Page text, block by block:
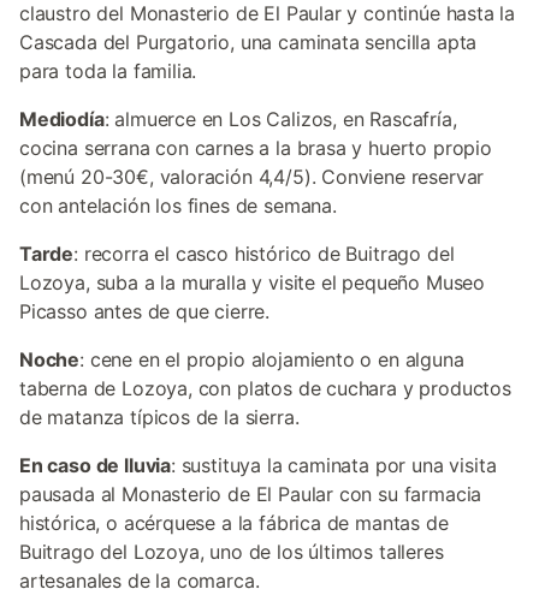
claustro del Monasterio de El Paular y continúe hasta la
Cascada del Purgatorio, una caminata sencilla apta
para toda la familia.
Mediodía: almuerce en Los Calizos, en Rascafría,
cocina serrana con carnes a la brasa y huerto propio
(menú 20-30€, valoración 4,4/5). Conviene reservar
con antelación los fines de semana.
Tarde: recorra el casco histórico de Buitrago del
Lozoya, suba a la muralla y visite el pequeño Museo
Picasso antes de que cierre.
Noche: cene en el propio alojamiento o en alguna
taberna de Lozoya, con platos de cuchara y productos
de matanza típicos de la sierra.
En caso de lluvia: sustituya la caminata por una visita
pausada al Monasterio de El Paular con su farmacia
histórica, o acérquese a la fábrica de mantas de
Buitrago del Lozoya, uno de los últimos talleres
artesanales de la comarca.